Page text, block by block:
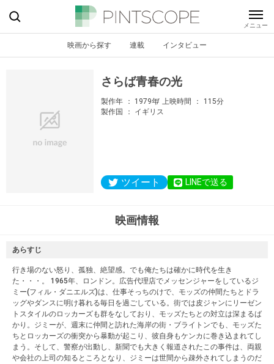
映画から探す 連載 インタビュー
さらば青春の光
製作年 1979年 上映時間
115分
製作国
イギリス
ツイート LINEで送る
映画情報
あらすじ
行き場のない怒り、孤独、絶望感。でも俺たちは確かに時代を生き
た・・・。 1965年、ロンドン。広告代理店でメッセンジャーをしているジ
ミー(フィル・ダニエルズ)は、仕事そっちのけで、モッズの仲間たちとドラ
ッグやダンスに明け暮れる毎日を過ごしている。街では皮ジャンにリーゼン
トスタイルのロッカーズも群をなしており、モッズたちとの対立は深まるば
かり。ジミーが、週末に仲間と訪れた海岸の街・ブライトンでも、モッズた
ちとロッカーズの衝突から暴動が起こり、彼自身もケンカに巻き込まれてし
まう。そして、警察が出動し、新聞でも大きく報道されたこの事件は、両親
や会社の上司の知るところとなり、ジミーは世間から疎外されてしまうのだ